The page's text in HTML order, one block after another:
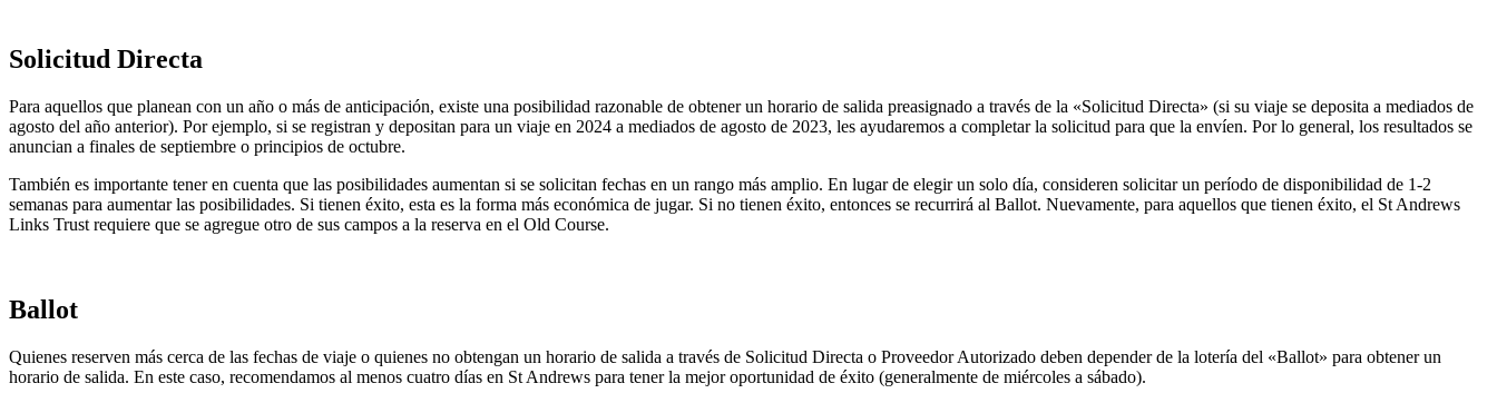
Solicitud Directa
Para aquellos que planean con un año o más de anticipación, existe una posibilidad razonable de obtener un horario de salida preasignado a través de la «Solicitud Directa» (si su viaje se deposita a mediados de
agosto del año anterior). Por ejemplo, si se registran y depositan para un viaje en 2024 a mediados de agosto de 2023, les ayudaremos a completar la solicitud para que la envíen. Por lo general, los resultados se
anuncian a finales de septiembre o principios de octubre.
También es importante tener en cuenta que las posibilidades aumentan si se solicitan fechas en un rango más amplio. En lugar de elegir un solo día, consideren solicitar un período de disponibilidad de 1-2
semanas para aumentar las posibilidades. Si tienen éxito, esta es la forma más económica de jugar. Si no tienen éxito, entonces se recurrirá al Ballot. Nuevamente, para aquellos que tienen éxito, el St Andrews
Links Trust requiere que se agregue otro de sus campos a la reserva en el Old Course.
Ballot
Quienes reserven más cerca de las fechas de viaje o quienes no obtengan un horario de salida a través de Solicitud Directa o Proveedor Autorizado deben depender de la lotería del «Ballot» para obtener un
horario de salida. En este caso, recomendamos al menos cuatro días en St Andrews para tener la mejor oportunidad de éxito (generalmente de miércoles a sábado).